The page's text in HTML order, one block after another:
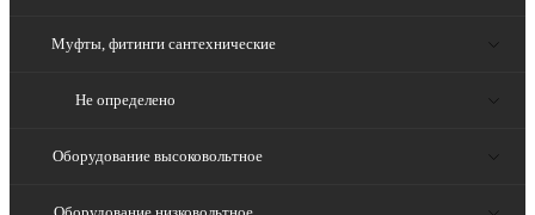
Муфты, фитинги сантехнические
Не определено
Оборудование высоковольтное